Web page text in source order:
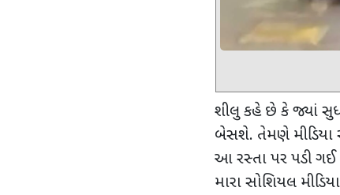
શીલુ કહે છે કે જ્યાં
બેસશે. તેમણે મીડિયા
આ રસ્તા પર પડી ગઈ
મારા સોશિયલ